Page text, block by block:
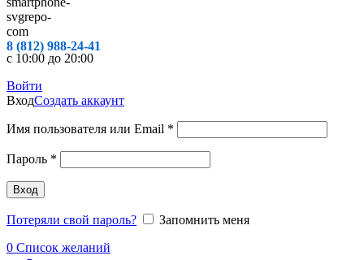
8 (812) 988-24-41
с 10:00 до 20:00
Войти
ВходСоздать аккаунт
Имя пользователя или Email *
Пароль *
Вход
Потеряли свой пароль?
Запомнить меня
0 Список желаний